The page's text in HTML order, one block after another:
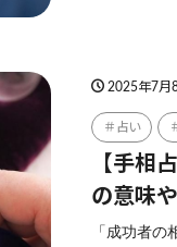
2025年7月
占い
【手相
の意味
「成功者